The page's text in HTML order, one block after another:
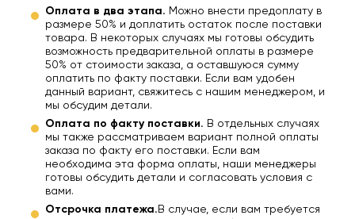
Оплата в два этапа. Можно внести предоплату в
размере 50% и доплатить остаток после поставки
товара. В некоторых случаях мы готовы обсудить
возможность предварительной оплаты в размере
50% от стоимости заказа, а оставшуюся сумму
оплатить по факту поставки. Если вам удобен
данный вариант, свяжитесь с нашим менеджером, и
мы обсудим детали.
Оплата по факту поставки. В отдельных случаях
мы также рассматриваем вариант полной оплаты
заказа по факту его поставки. Если вам
необходима эта форма оплаты, наши менеджеры
готовы обсудить детали и согласовать условия с
вами.
Отсрочка платежа. В случае, если вам требуется